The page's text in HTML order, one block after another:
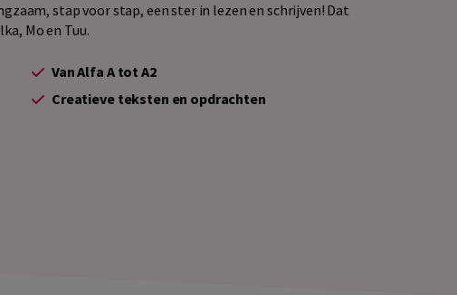
stap voor stap, een ster in lezen en schrijven! Dat
Mo en Tuu.
Van Alfa A tot A2
Creatieve teksten en opdrachten